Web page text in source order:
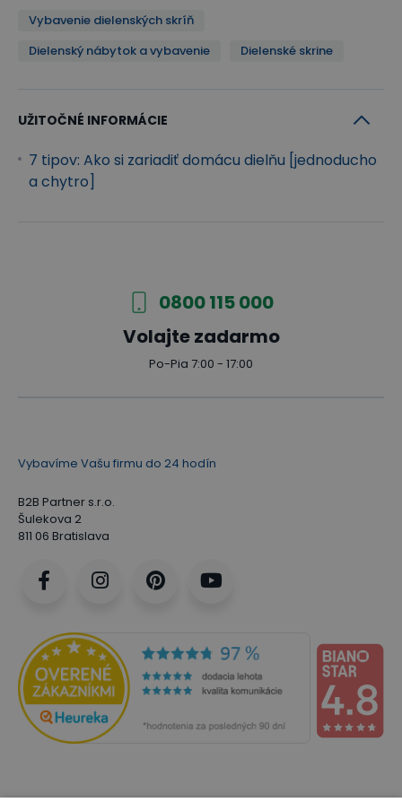
Vybavenie dielenských skríň
Dielenský nábytok a vybavenie
Dielenské skrine
UŽITOČNÉ INFORMÁCIE
7 tipov: Ako si zariadiť domácu dielňu [jednoducho
a chytro]
0800 115 000
Volajte zadarmo
Po-Pia 7:00 - 17:00
Vybavíme Vašu firmu do 24 hodín
B2B Partner s.r.o.
Šulekova 2
811 06 Bratislava